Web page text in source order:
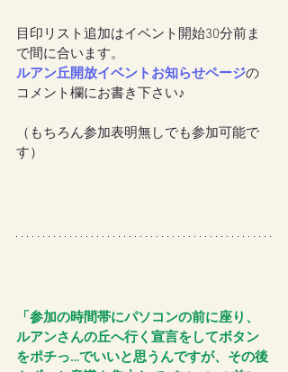
目印リスト追加はイベント開始30分前ま
で間に合います。
ルアン丘開放イベントお知らせページの
コメント欄にお書き下さい♪
（もちろん参加表明無しでも参加可能で
す）
「参加の時間帯にパソコンの前に座り、
ルアンさんの丘へ行く宣言をしてボタン
をポチっ…でいいと思うんですが、その後